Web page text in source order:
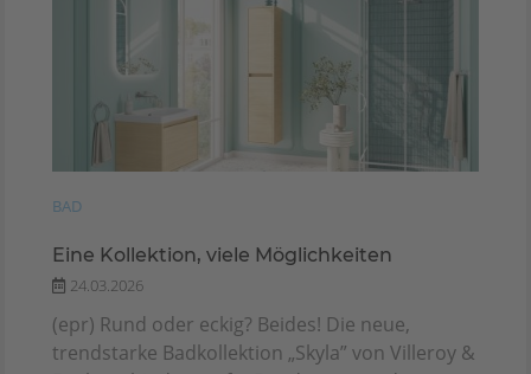
BAD
Eine Kollektion, viele Möglichkeiten
24.03.2026
(epr) Rund oder eckig? Beides! Die neue,
trendstarke Badkollektion „Skyla” von Villeroy &